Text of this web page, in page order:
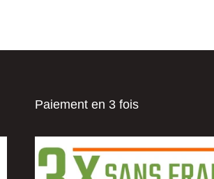
Paiement en 3 fois